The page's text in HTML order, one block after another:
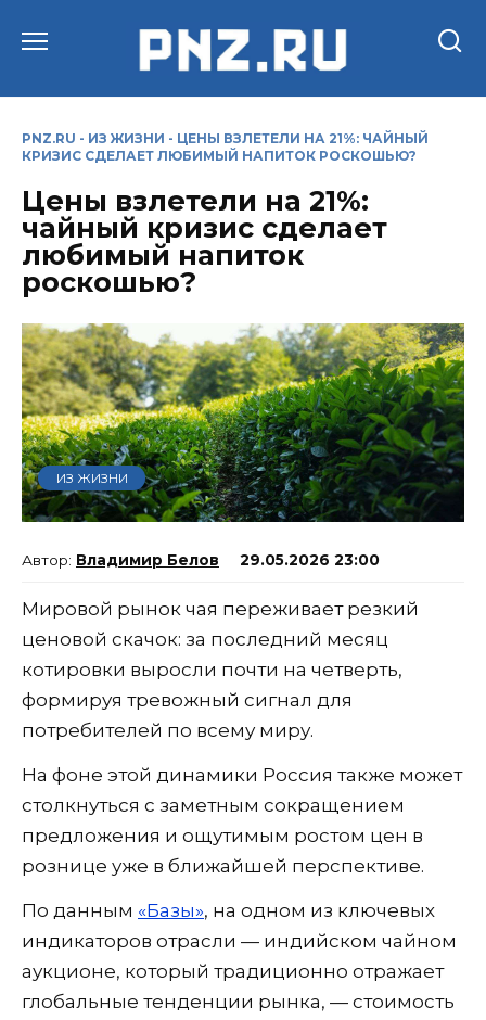
PNZ.RU - ИЗ ЖИЗНИ - ЦЕНЫ ВЗЛЕТЕЛИ НА 21%: ЧАЙНЫЙ
КРИЗИС СДЕЛАЕТ ЛЮБИМЫЙ НАПИТОК РОСКОШЬЮ?
Цены взлетели на 21%:
чайный кризис сделает
любимый напиток
роскошью?
ИЗ ЖИЗНИ
Владимир Белов 29.05.2026 23:00
Мировой рынок чая переживает резкий
ценовой скачок: за последний месяц
котировки выросли почти на четверть,
формируя тревожный сигнал для
потребителей по всему миру.
На фоне этой динамики Россия также может
столкнуться с заметным сокращением
предложения и ощутимым ростом цен в
рознице уже в ближайшей перспективе.
По данным «Базы», на одном из ключевых
индикаторов отрасли — индийском чайном
аукционе, который традиционно отражает
глобальные тенденции рынка, — стоимость